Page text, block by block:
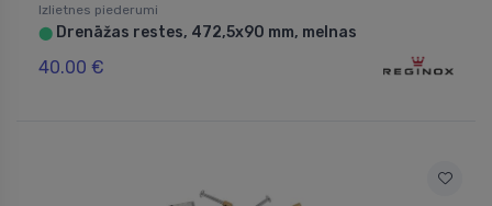
Izlietnes piederumi
⬤ Drenāžas restes, 472,5x90 mm, melnas
40.00 €